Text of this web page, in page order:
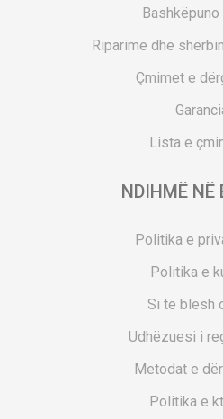
Bashkëpuno
Riparime dhe
Çmimet e
Lista e
NDIHMË NË
Politika e
Politika e
Si të blesh
Udhëzuesi i
Metodat e
Politika e